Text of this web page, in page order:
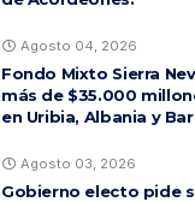
Agosto 04, 2026
Fondo Mixto Sierra
más de $35.000
en Uribia, Albania y
Agosto 03, 2026
Gobierno electo pide